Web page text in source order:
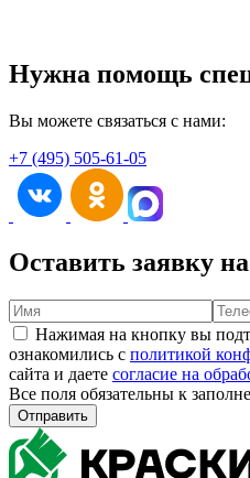
Нужна помощь
Вы можете связаться с нами:
+7 (495) 505-61-05
Оставить заявку
Нажимая на кнопку вы
ознакомились с политикой
сайта и даете согласие на
Все поля обязательны к
Отправить